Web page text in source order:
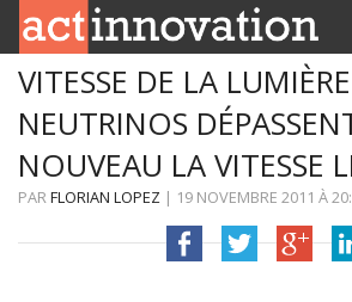
RUBRIQUES
INNOBOX
CONTACT
VITESSE DE LA
NEUTRINOS
NOUVEAU LA VITESSE
PARFLORIAN LOPEZ | 19 NOVEMBRE 2011 À